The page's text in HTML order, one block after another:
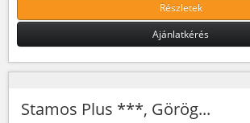
Részletek
Ajánlatkérés
Stamos Plus ***, Görög...